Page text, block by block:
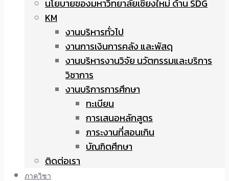
นโยบายของมหาวิทยาลัยเชียงใหม่ ด้าน SDG
KM
งานบริหารทั่วไป
งานการเงินการคลัง และพัสดุ
งานบริหารงานวิจัย นวัตกรรมและบริการ
วิชาการ
งานบริการการศึกษา
ทะเบียน
การเสนอหลักสูตร
ภาระงานที่สอนเกิน
บัณฑิตศึกษา
ติดต่อเรา
ภาควิชา